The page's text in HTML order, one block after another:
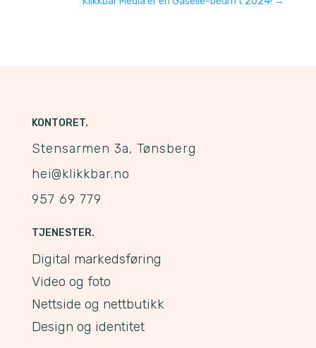
KONTORET.
Stensarmen 3a, Tønsberg
hei@klikkbar.no
957 69 779
TJENESTER.
Digital markedsføring
Video og foto
Nettside og nettbutikk
Design og identitet